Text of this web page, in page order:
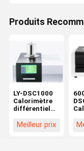
Produits
LY-DSC1000
Calorimètre
différentiel
Température
Meilleur prix